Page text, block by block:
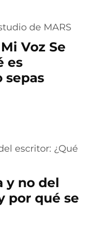
Voz Se
es
sepas
y no del
por qué se